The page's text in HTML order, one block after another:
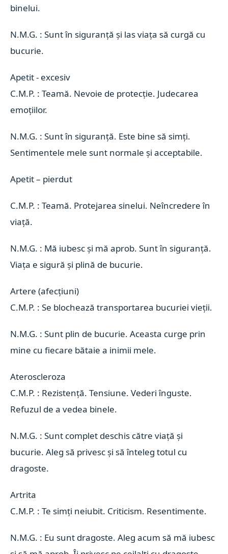
binelui.
N.M.G. : Sunt în siguranță și las viața să curgă cu
bucurie.
Apetit - excesiv
C.M.P. : Teamă. Nevoie de protecție. Judecarea
emoțiilor.
N.M.G. : Sunt în siguranță. Este bine să simți.
Sentimentele mele sunt normale și acceptabile.
Apetit – pierdut
C.M.P. : Teamă. Protejarea sinelui. Neîncredere în
viață.
N.M.G. : Mă iubesc și mă aprob. Sunt în siguranță.
Viața e sigură și plină de bucurie.
Artere (afecțiuni)
C.M.P. : Se blochează transportarea bucuriei vieții.
N.M.G. : Sunt plin de bucurie. Aceasta curge prin
mine cu fiecare bătaie a inimii mele.
Ateroscleroza
C.M.P. : Rezistență. Tensiune. Vederi înguste.
Refuzul de a vedea binele.
N.M.G. : Sunt complet deschis către viață și
bucurie. Aleg să privesc și să înteleg totul cu
dragoste.
Artrita
C.M.P. : Te simți neiubit. Criticism. Resentimente.
N.M.G. : Eu sunt dragoste. Aleg acum să mă iubesc